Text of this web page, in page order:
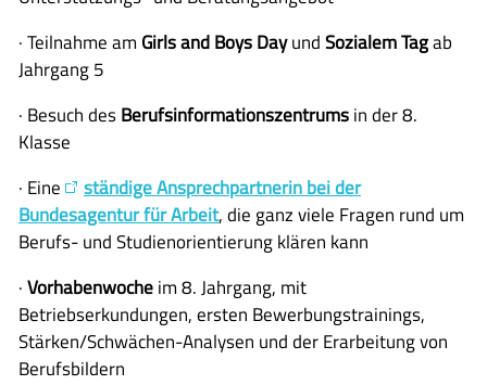
· Teilnahme am Girls and Boys DayundSozialem Tagab
Jahrgang 5
· Besuch desBerufsinformationszentrumsin der 8.
Klasse
· Eine
ständige Ansprechpartnerin bei der
Bundesagentur für Arbeit, die ganz viele Fragen rund um
Berufs- und Studienorientierung klären kann
·Vorhabenwocheim 8. Jahrgang, mit
Betriebserkundungen, ersten Bewerbungstrainings,
Stärken/Schwächen-Analysen und der Erarbeitung von
Berufsbildern